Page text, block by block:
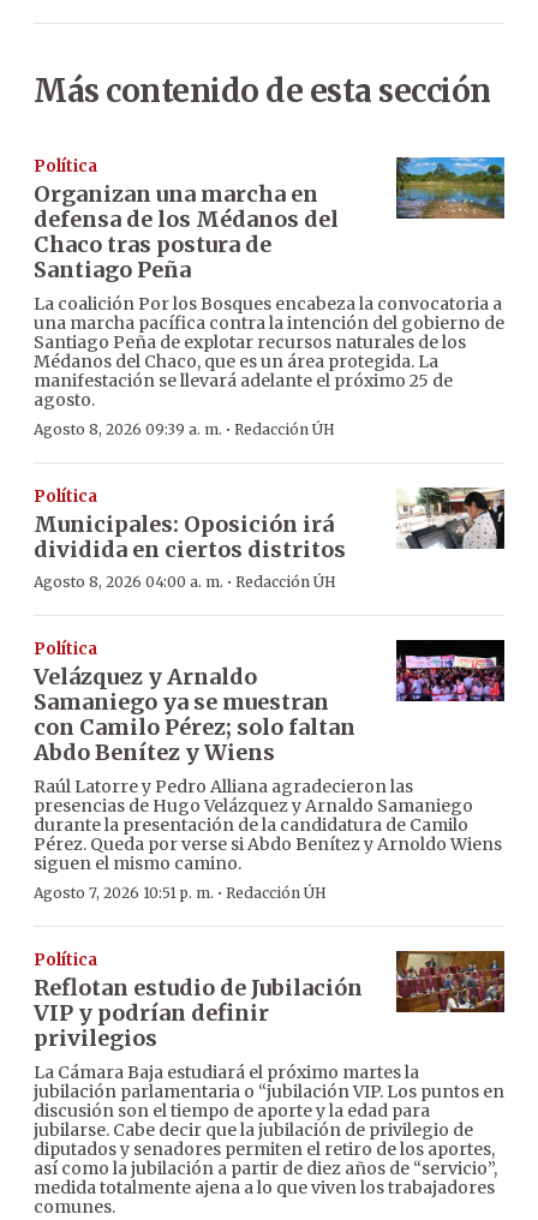
Más contenido de esta sección
Política
Organizan una marcha en
defensa de los Médanos del
Chaco tras postura de
Santiago Peña
La coalición Por los Bosques encabeza la convocatoria a
una marcha pacífica contra la intención del gobierno de
Santiago Peña de explotar recursos naturales de los
Médanos del Chaco, que es un área protegida. La
manifestación se llevará adelante el próximo 25 de
agosto.
Agosto 8, 2026 09:39 a. m. · Redacción ÚH
Política
Municipales: Oposición irá
dividida en ciertos distritos
Agosto 8, 2026 04:00 a. m. · Redacción ÚH
Política
Velázquez y Arnaldo
Samaniego ya se muestran
con Camilo Pérez; solo faltan
Abdo Benítez y Wiens
Raúl Latorre y Pedro Alliana agradecieron las
presencias de Hugo Velázquez y Arnaldo Samaniego
durante la presentación de la candidatura de Camilo
Pérez. Queda por verse si Abdo Benítez y Arnoldo Wiens
siguen el mismo camino.
Agosto 7, 2026 10:51 p. m. · Redacción ÚH
Política
Reflotan estudio de Jubilación
VIP y podrían definir
privilegios
La Cámara Baja estudiará el próximo martes la
jubilación parlamentaria o “jubilación VIP. Los puntos en
discusión son el tiempo de aporte y la edad para
jubilarse. Cabe decir que la jubilación de privilegio de
diputados y senadores permiten el retiro de los aportes,
así como la jubilación a partir de diez años de “servicio”,
medida totalmente ajena a lo que viven los trabajadores
comunes.